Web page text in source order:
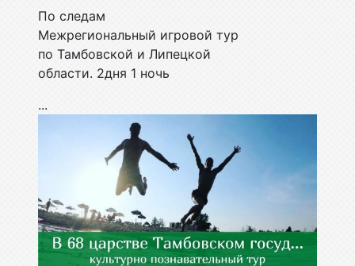
По следам
Межрегиональный игровой тур
по Тамбовской и Липецкой
области. 2дня 1 ночь
...